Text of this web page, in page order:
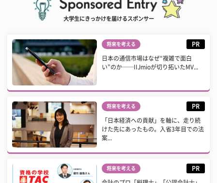
大学生にきっかけを届けるスポンサー
将来を考える PR
日本の通信市場はなぜ“複雑で面白
い”のか──IIJmioが切り拓いたMV...
将来を考える PR
「日本経済への貢献」を軸に、走り続
けた先にあったもの。入省3年目での法
案...
将来を考える PR